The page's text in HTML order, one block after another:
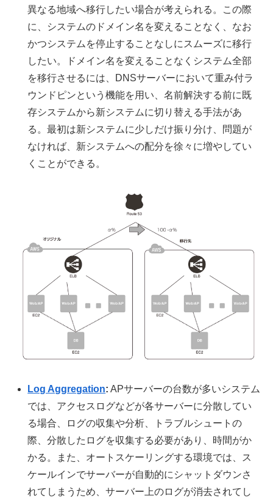
異なる地域へ移行したい場合が考えられる。この際
に、システムのドメイン名を変えることなく、なお
かつシステムを停止することなしにスムーズに移行
したい。ドメイン名を変えることなくシステム全部
を移行させるには、DNSサーバーにおいて重み付ラ
ウンドピンという機能を用い、名前解決する前に既
存システムから新システムに切り替える手法があ
る。最初は新システムに少しだけ振り分け、問題が
なければ、新システムへの配分を徐々に増やしてい
くことができる。
Log Aggregation: APサーバーの台数が多いシステム
では、アクセスログなどが各サーバーに分散してい
る場合、ログの収集や分析、トラブルシュートの
際、分散したログを収集する必要があり、時間がか
かる。また、オートスケーリングする環境では、ス
ケールインでサーバーが自動的にシャットダウンさ
れてしまうため、サーバー上のログが消去されてし